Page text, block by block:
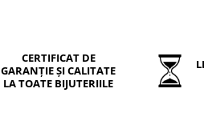
CERTIFICAT DE
GARANȚIE ȘI CALITATE
LA TOATE BIJUTERIILE